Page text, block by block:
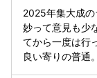
タッフさんだけ
何気なく「写真
り。機会があれば是非また
フさん似のスタ
2025年集大成
妙って意見も少
てから一度は行
良い寄りの普通